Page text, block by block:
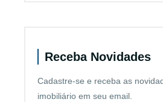
Receba Novidades
Cadastre-se e receba as
imobiliário em seu email.